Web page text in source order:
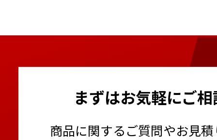
まずはお気軽にご
商品に関するご質問やお見